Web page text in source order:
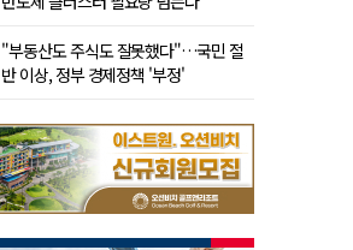
"부동산도 주식도 잘못했다"…국민 절
반 이상, 정부 경제정책 '부정'